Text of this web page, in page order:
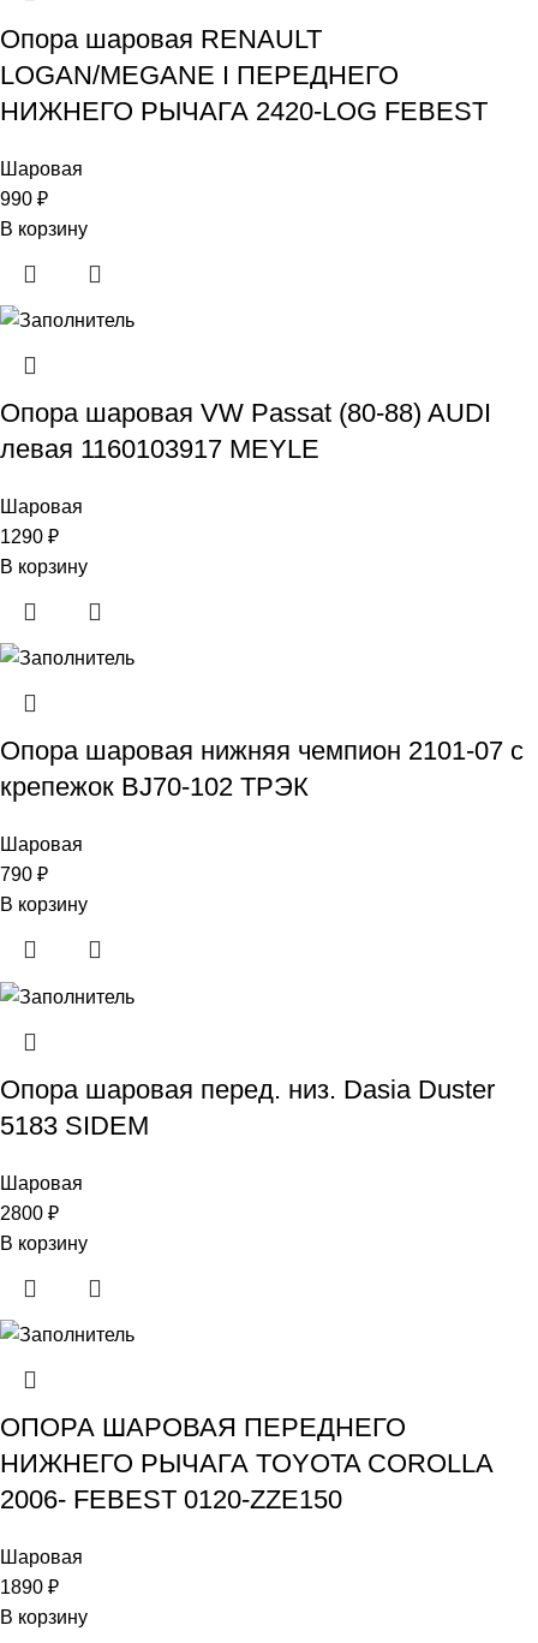
Опора шаровая RENAULT
LOGAN/MEGANE I ПЕРЕДНЕГО
НИЖНЕГО РЫЧАГА 2420-LOG FEBEST
Шаровая
990 ₽
В корзину
Опора шаровая VW Passat (80-88) AUDI
левая 1160103917 MEYLE
Шаровая
1290 ₽
В корзину
Опора шаровая нижняя чемпион 2101-07 с
крепежок BJ70-102 ТРЭК
Шаровая
790 ₽
В корзину
Опора шаровая перед. низ. Dasia Duster
5183 SIDEM
Шаровая
2800 ₽
В корзину
ОПОРА ШАРОВАЯ ПЕРЕДНЕГО
НИЖНЕГО РЫЧАГА TOYOTA COROLLA
2006- FEBEST 0120-ZZE150
Шаровая
1890 ₽
В корзину